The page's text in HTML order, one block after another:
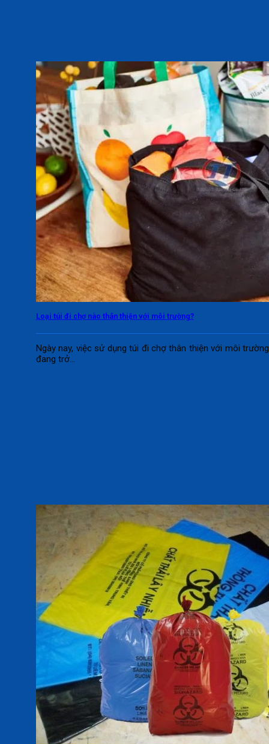
Loại túi đi chợ nào thân thiện với môi trường?
Ngày nay, việc sử dụng túi đi chợ thân thiện với môi trường
đang trở...